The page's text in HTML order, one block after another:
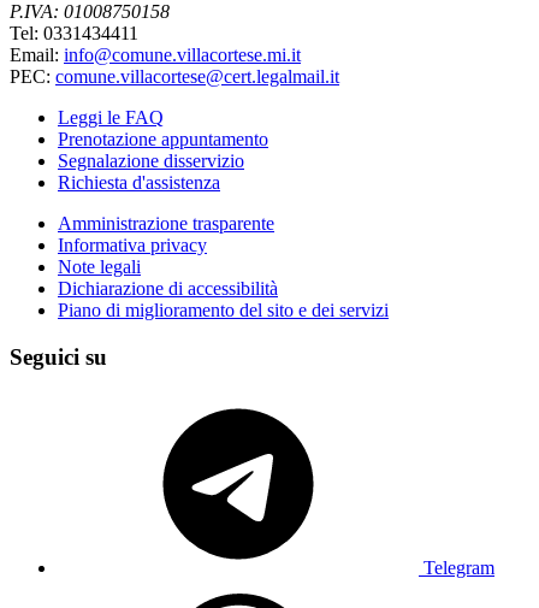
P.IVA: 01008750158
Tel: 0331434411
Email: info@comune.villacortese.mi.it
PEC: comune.villacortese@cert.legalmail.it
Leggi le FAQ
Prenotazione appuntamento
Segnalazione disservizio
Richiesta d'assistenza
Amministrazione trasparente
Informativa privacy
Note legali
Dichiarazione di accessibilità
Piano di miglioramento del sito e dei servizi
Seguici su
Telegram